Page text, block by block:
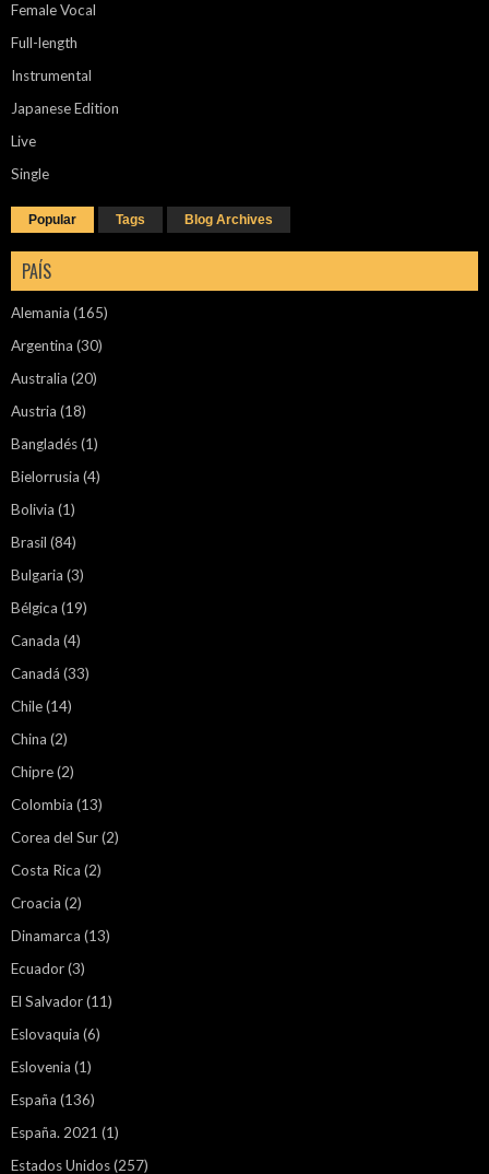
Female Vocal
Full-length
Instrumental
Japanese Edition
Live
Single
Popular Tags Blog Archives
PAÍS
Alemania (165)
Argentina (30)
Australia (20)
Austria (18)
Bangladés(1)
Bielorrusia (4)
Bolivia (1)
Brasil (84)
Bulgaria (3)
Bélgica (19)
Canada (4)
Canadá (33)
Chile(14)
China (2)
Chipre(2)
Colombia (13)
Corea del Sur(2)
Costa Rica (2)
Croacia (2)
Dinamarca (13)
Ecuador(3)
El Salvador(11)
Eslovaquia (6)
Eslovenia (1)
España (136)
España. 2021 (1)
Estados Unidos(257)